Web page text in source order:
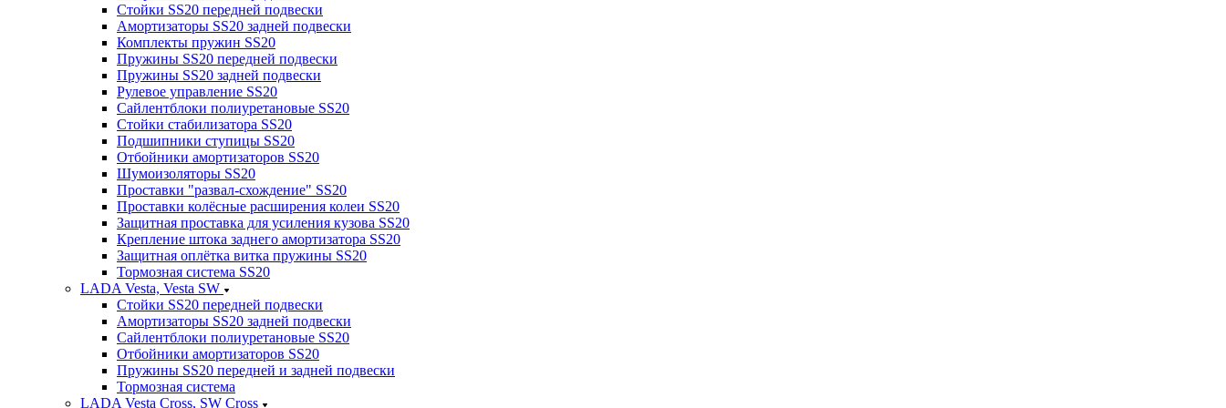
Стойки SS20 передней подвески
Амортизаторы SS20 задней подвески
Комплекты пружин SS20
Пружины SS20 передней подвески
Пружины SS20 задней подвески
Рулевое управление SS20
Сайлентблоки полиуретановые SS20
Стойки стабилизатора SS20
Подшипники ступицы SS20
Отбойники амортизаторов SS20
Шумоизоляторы SS20
Проставки "развал-схождение" SS20
Проставки колёсные расширения колеи SS20
Защитная проставка для усиления кузова SS20
Крепление штока заднего амортизатора SS20
Защитная оплётка витка пружины SS20
Тормозная система SS20
LADA Vesta, Vesta SW
Стойки SS20 передней подвески
Амортизаторы SS20 задней подвески
Сайлентблоки полиуретановые SS20
Отбойники амортизаторов SS20
Пружины SS20 передней и задней подвески
Тормозная система
LADA Vesta Cross, SW Cross